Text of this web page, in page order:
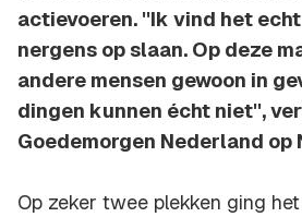
actievoeren. ''Ik vind het
nergens op slaan. Op deze
andere mensen gewoon in
dingen kunnen écht niet'',
Goedemorgen Nederland op
Op zeker twee plekken ging